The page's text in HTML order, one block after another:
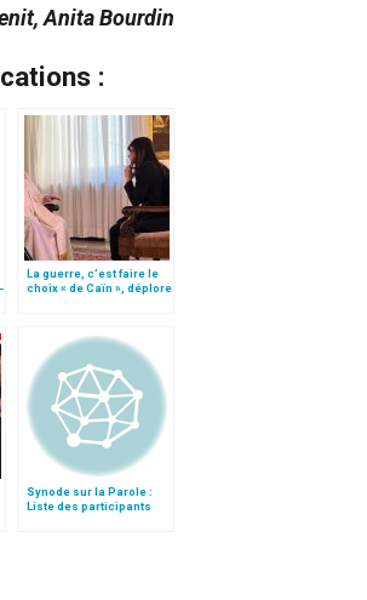
Anita Bourdin
:
La guerre, c’est faire le
choix « de Caïn », déplore
Synode sur la Parole :
Liste des participants